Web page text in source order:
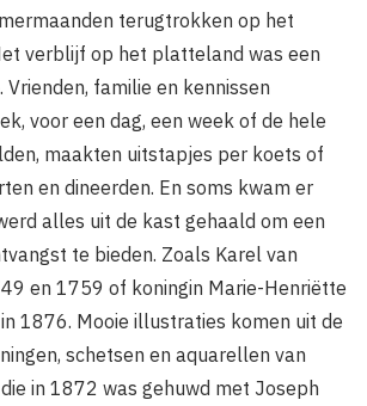
terugtrokken op het
verblijf op het platteland was een
familie en kennissen
voor een dag, een week of de hele
maakten uitstapjes per koets of
en dineerden. En soms kwam er
alles uit de kast gehaald om een
te bieden. Zoals Karel van
en 1759 of koningin Marie-Henriëtte
1876. Mooie illustraties komen uit de
schetsen en aquarellen van
in 1872 was gehuwd met Joseph